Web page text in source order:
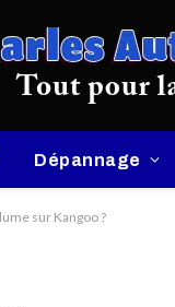
Dépannage
sur Kangoo ?